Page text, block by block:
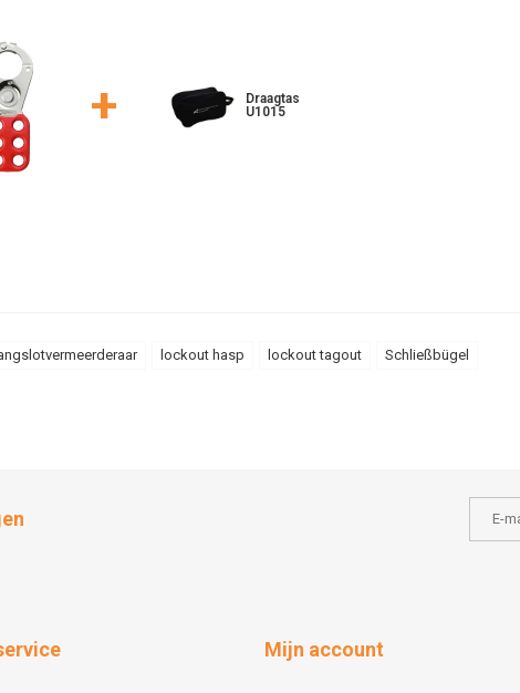
+
Draagtas
U1015
lockout hasp lockout tagout Schließbügel
Mijn account